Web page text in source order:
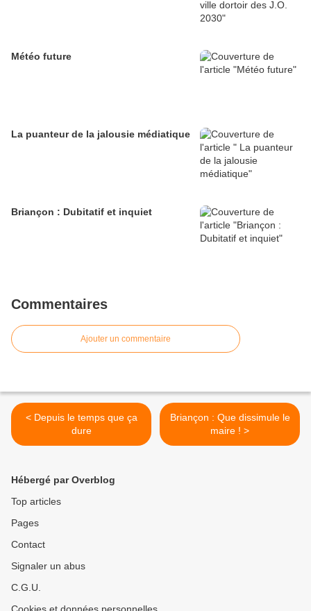
Météo future
La puanteur de la jalousie médiatique
Briançon : Dubitatif et inquiet
Commentaires
Ajouter un commentaire
< Depuis le temps que ça
dure
Briançon : Que dissimule le
maire ! >
Hébergé par Overblog
Top articles
Pages
Contact
Signaler un abus
C.G.U.